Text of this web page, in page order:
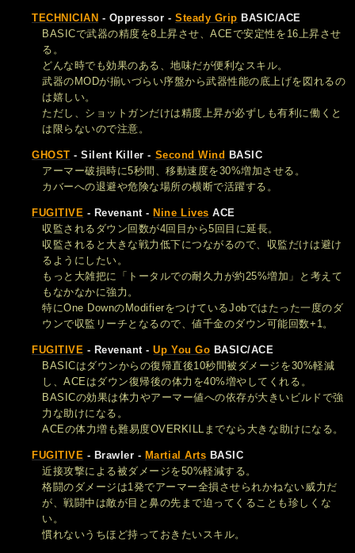
TECHNICIAN - Oppressor -Steady Grip BASIC/ACE
BASICで武器の精度を8上昇させ、ACEで安定性を16上昇させ
る。
どんな時でも効果のある、地味だが便利なスキル。
武器のMODが揃いづらい序盤から武器性能の底上げを図れるの
は嬉しい。
ただし、ショットガンだけは精度上昇が必ずしも有利に働くと
は限らないので注意。
GHOST - Silent Killer - Second Wind BASIC
アーマー破損時に5秒間、移動速度を30%増加させる。
カバーへの退避や危険な場所の横断で活躍する。
FUGITIVE - Revenant - Nine Lives ACE
収監されるダウン回数が4回目から5回目に延長。
収監されると大きな戦力低下につながるので、収監だけは避け
るようにしたい。
もっと大雑把に「トータルでの耐久力が約25%増加」と考えて
もなかなかに強力。
特にOne DownのModifierをつけているJobではたった一度のダ
ウンで収監リーチとなるので、値千金のダウン可能回数+1。
FUGITIVE - Revenant -Up You Go BASIC/ACE
BASICはダウンからの復帰直後10秒間被ダメージを30%軽減
し、ACEはダウン復帰後の体力を40%増やしてくれる。
BASICの効果は体力やアーマー値への依存が大きいビルドで強
力な助けになる。
ACEの体力増も難易度OVERKILLまでなら大きな助けになる。
FUGITIVE - Brawler - Martial Arts BASIC
近接攻撃による被ダメージを50%軽減する。
格闘のダメージは1発でアーマー全損させられかねない威力だ
が、戦闘中は敵が目と鼻の先まで迫ってくることも珍しくな
い。
慣れないうちほど持っておきたいスキル。